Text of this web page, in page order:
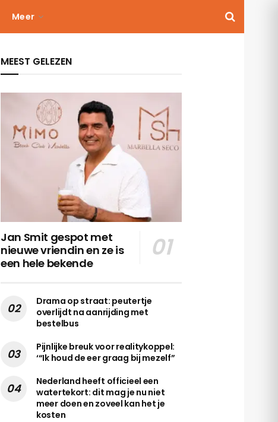
Meer
MEEST GELEZEN
Jan Smit gespot met
nieuwe vriendin en ze is
een hele bekende
Drama op straat: peutertje
overlijdt na aanrijding met
bestelbus
Pijnlijke breuk voor realitykoppel:
‘“Ik houd de eer graag bij mezelf”
Nederland heeft officieel een
watertekort: dit mag je nu niet
meer doen en zoveel kan het je
kosten